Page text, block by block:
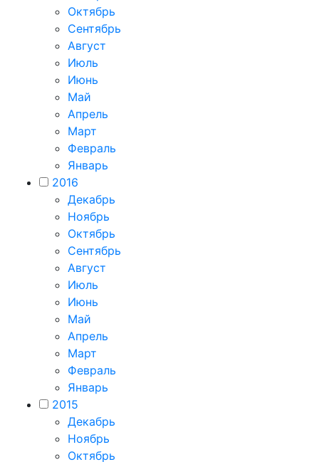
Октябрь
Сентябрь
Август
Июль
Июнь
Май
Апрель
Март
Февраль
Январь
2016
Декабрь
Ноябрь
Октябрь
Сентябрь
Август
Июль
Июнь
Май
Апрель
Март
Февраль
Январь
2015
Декабрь
Ноябрь
Октябрь